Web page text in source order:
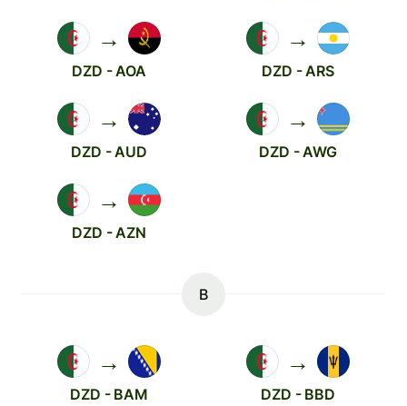
→
DZD - AOA
→
DZD - ARS
→
DZD - AUD
→
DZD - AWG
→
DZD - AZN
B
→
DZD - BAM
→
DZD - BBD